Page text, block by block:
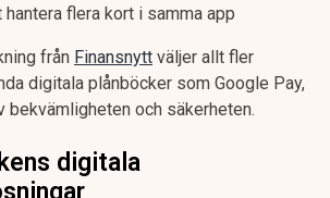
flera kort i samma app
från Finansnytt väljer allt fler
digitala plånböcker som Google Pay,
bekvämligheten och säkerheten.
digitala